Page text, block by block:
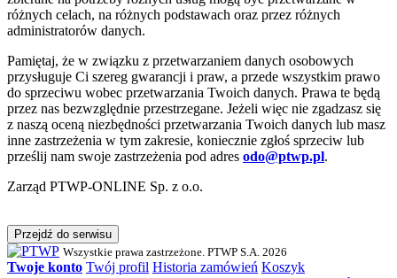
różnych celach, na różnych podstawach oraz przez różnych
administratorów danych.
Pamiętaj, że w związku z przetwarzaniem danych osobowych
przysługuje Ci szereg gwarancji i praw, a przede wszystkim prawo
do sprzeciwu wobec przetwarzania Twoich danych. Prawa te będą
przez nas bezwzględnie przestrzegane. Jeżeli więc nie zgadzasz się
z naszą oceną niezbędności przetwarzania Twoich danych lub masz
inne zastrzeżenia w tym zakresie, koniecznie zgłoś sprzeciw lub
prześlij nam swoje zastrzeżenia pod adres odo@ptwp.pl.
Zarząd PTWP-ONLINE Sp. z o.o.
Przejdź do serwisu
Wszystkie prawa zastrzeżone. PTWP S.A. 2026
Twoje konto Twój profil Historia zamówień Koszyk